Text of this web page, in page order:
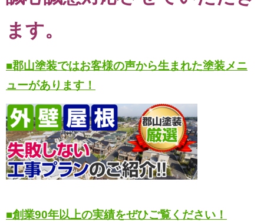
ます。
■郡山塗装ではお客様の声から生まれた塗装メニ
ューがあります！
■創業90年以上の実績をぜひご覧ください！